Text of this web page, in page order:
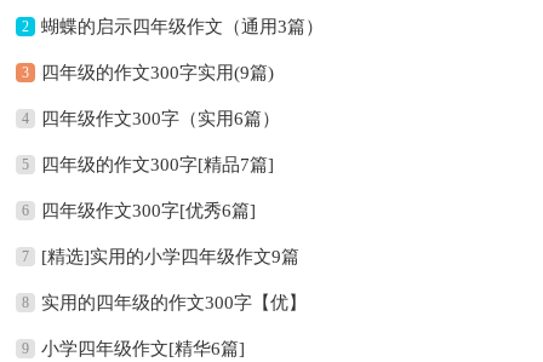
2 蝴蝶的启示四年级作文（通用3篇）
3 四年级的作文300字实用(9篇)
4 四年级作文300字（实用6篇）
5 四年级的作文300字[精品7篇]
6 四年级作文300字[优秀6篇]
7 [精选]实用的小学四年级作文9篇
8 实用的四年级的作文300字【优】
9 小学四年级作文[精华6篇]